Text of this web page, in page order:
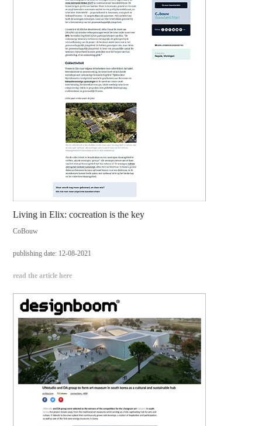
Living in Elix: cocreation is the key
CoBouw
publishing date: 12-08-2021
read the article here